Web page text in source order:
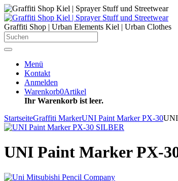
Graffiti Shop | Urban Elements Kiel | Urban Clothes
Menü
Kontakt
Anmelden
Warenkorb0Artikel
Ihr Warenkorb ist leer.
StartseiteGraffiti MarkerUNI Paint Marker PX-30UNI
UNI Paint Marker PX-